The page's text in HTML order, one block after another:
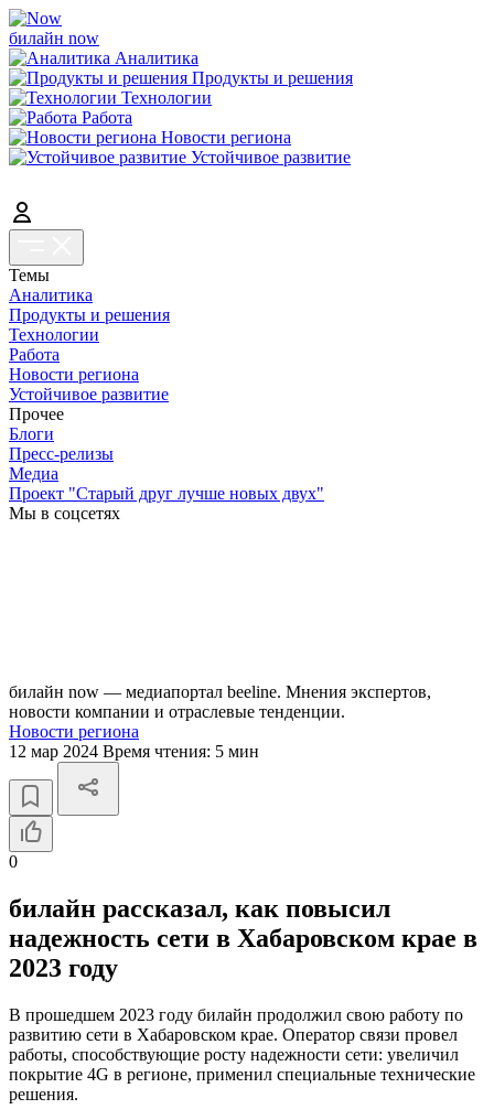
билайн now
Аналитика
Продукты и решения
Технологии
Работа
Новости региона
Устойчивое развитие
Темы
Аналитика
Продукты и решения
Технологии
Работа
Новости региона
Устойчивое развитие
Прочее
Блоги
Пресс-релизы
Медиа
Проект "Старый друг лучше новых двух"
Мы в соцсетях
билайн now — медиапортал beeline. Мнения экспертов,
новости компании и отраслевые тенденции.
Новости региона
12 мар 2024 Время чтения: 5 мин
0
билайн рассказал, как повысил
надежность сети в Хабаровском крае в
2023 году
В прошедшем 2023 году билайн продолжил свою работу по
развитию сети в Хабаровском крае. Оператор связи провел
работы, способствующие росту надежности сети: увеличил
покрытие 4G в регионе, применил специальные технические
решения.